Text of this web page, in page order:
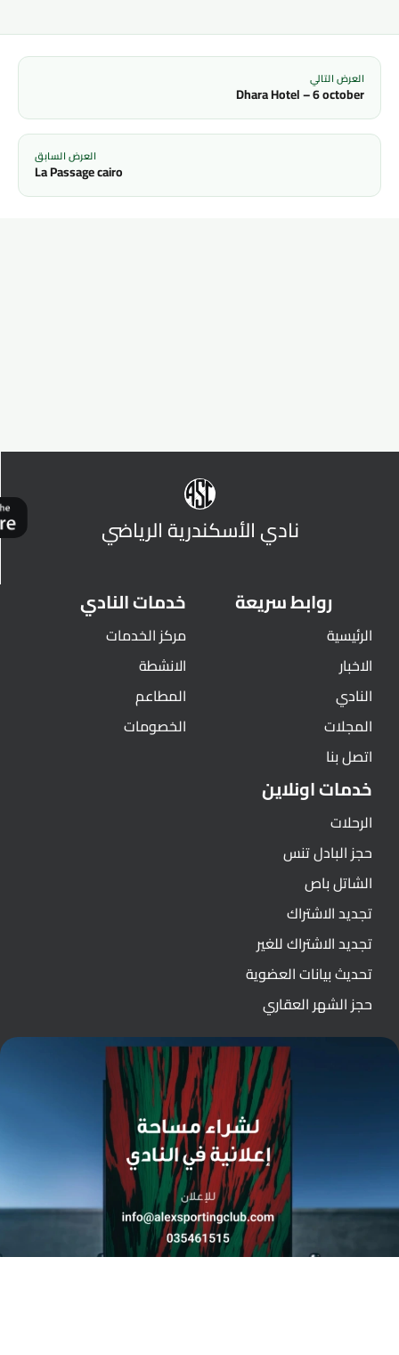
العرض التالي
Dhara Hotel – 6 october
العرض السابق
La Passage cairo
نادي الأسكندرية الرياضي
روابط سريعة
الرئيسية
الاخبار
النادي
المجلات
اتصل بنا
خدمات النادي
مركز الخدمات
الانشطة
المطاعم
الخصومات
خدمات اونلاين
الرحلات
حجز البادل تنس
الشاتل باص
تجديد الاشتراك
تجديد الاشتراك للغير
تحديث بيانات العضوية
حجز الشهر العقاري